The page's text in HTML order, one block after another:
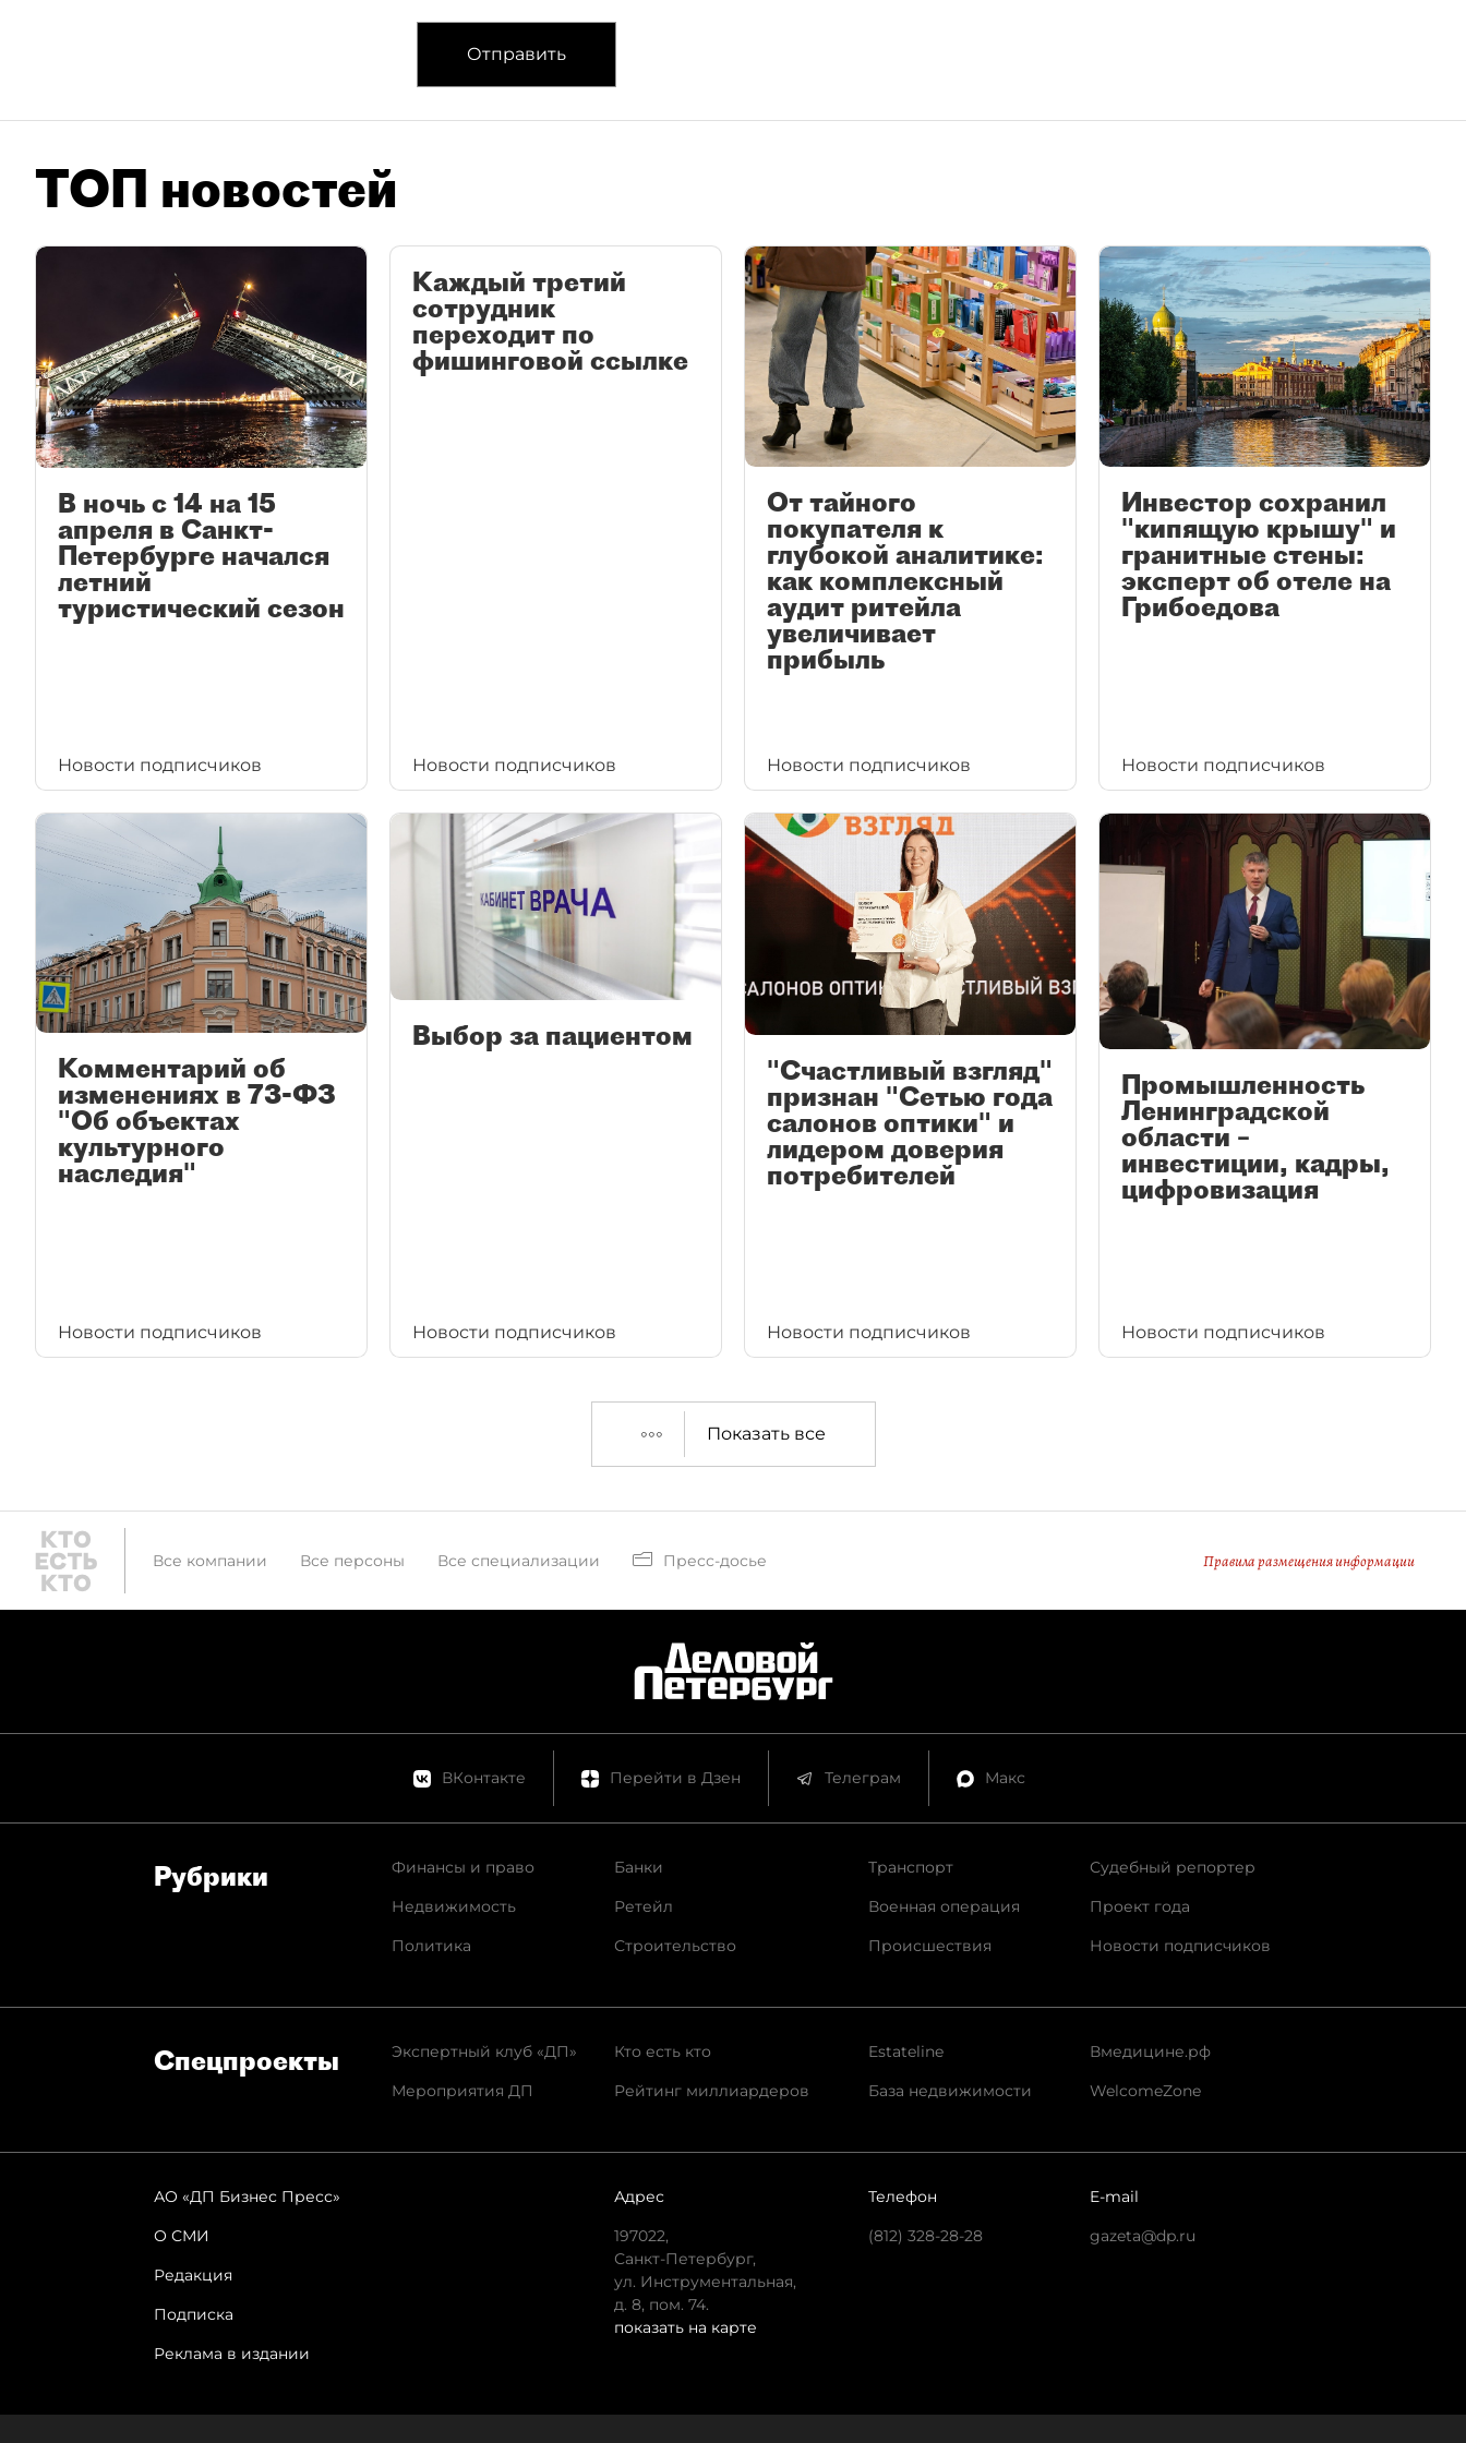
Отправить
ТОП новостей
В ночь с 14 на 15
апреля в Санкт-
Петербурге начался
летний
туристический сезон
Новости подписчиков
Каждый третий
сотрудник
переходит по
фишинговой ссылке
Новости подписчиков
От тайного
покупателя к
глубокой аналитике:
как комплексный
аудит ритейла
увеличивает
прибыль
Новости подписчиков
Инвестор сохранил
"кипящую крышу" и
гранитные стены:
эксперт об отеле на
Грибоедова
Новости подписчиков
Комментарий об
изменениях в 73-ФЗ
"Об объектах
культурного
наследия"
Новости подписчиков
Выбор за пациентом
Новости подписчиков
"Счастливый взгляд"
признан "Сетью года
салонов оптики" и
лидером доверия
потребителей
Новости подписчиков
Промышленность
Ленинградской
области –
инвестиции, кадры,
цифровизация
Новости подписчиков
Показать все
Все компании Все персоны Все специализации Пресс-досье Правила размещения информации
ВКонтакте Перейти в Дзен Телеграм Макс
Рубрики
Финансы и право
Недвижимость
Политика
Банки
Ретейл
Строительство
Транспорт
Военная операция
Происшествия
Судебный репортер
Проект года
Новости подписчиков
Спец­проекты
Экспертный клуб «ДП»
Мероприятия ДП
Кто есть кто
Рейтинг миллиардеров
Estateline
База недвижимости
Вмедицине.рф
WelcomeZone
АО «ДП Бизнес Пресс»
О СМИ
Редакция
Подписка
Реклама в издании
Адрес
197022,
Санкт-Петербург,
ул. Инструментальная,
д. 8, пом. 74.
показать на карте
Телефон
(812) 328-28-28
E-mail
gazeta@dp.ru